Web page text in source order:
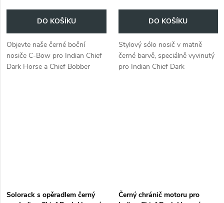
DO KOŠÍKU
Objevte naše černé boční
nosiče C-Bow pro Indian Chief
Dark Horse a Chief Bobber
DO KOŠÍKU
Stylový sólo nosič v matně
černé barvě, speciálně vyvinutý
pro Indian Chief Dark
Solorack s opěradlem černý
Černý chránič motoru pro